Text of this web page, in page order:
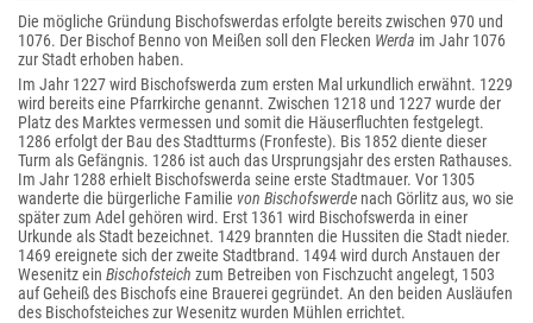
Die mögliche Gründung Bischofswerdas erfolgte bereits zwischen 970 und
1076. Der Bischof Benno von Meißen soll den Flecken Werda im Jahr 1076
zur Stadt erhoben haben.
Im Jahr 1227 wird Bischofswerda zum ersten Mal urkundlich erwähnt. 1229
wird bereits eine Pfarrkirche genannt. Zwischen 1218 und 1227 wurde der
Platz des Marktes vermessen und somit die Häuserfluchten festgelegt.
1286 erfolgt der Bau des Stadtturms (Fronfeste). Bis 1852 diente dieser
Turm als Gefängnis. 1286 ist auch das Ursprungsjahr des ersten Rathauses.
Im Jahr 1288 erhielt Bischofswerda seine erste Stadtmauer. Vor 1305
wanderte die bürgerliche Familie von Bischofswerde nach Görlitz aus, wo sie
später zum Adel gehören wird. Erst 1361 wird Bischofswerda in einer
Urkunde als Stadt bezeichnet. 1429 brannten die Hussiten die Stadt nieder.
1469 ereignete sich der zweite Stadtbrand. 1494 wird durch Anstauen der
Wesenitz ein Bischofsteich zum Betreiben von Fischzucht angelegt, 1503
auf Geheiß des Bischofs eine Brauerei gegründet. An den beiden Ausläufen
des Bischofsteiches zur Wesenitz wurden Mühlen errichtet.